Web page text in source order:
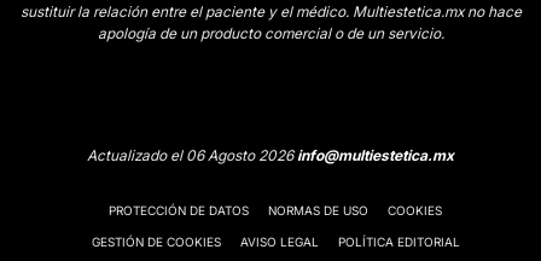
sustituir la relación entre el paciente y el médico. Multiestetica.mx no hace
apología de un producto comercial o de un servicio.
Actualizado el 06 Agosto 2026info@multiestetica.mx
PROTECCIÓN DE DATOS NORMAS DE USO COOKIES
GESTIÓN DE COOKIES AVISO LEGAL POLÍTICA EDITORIAL